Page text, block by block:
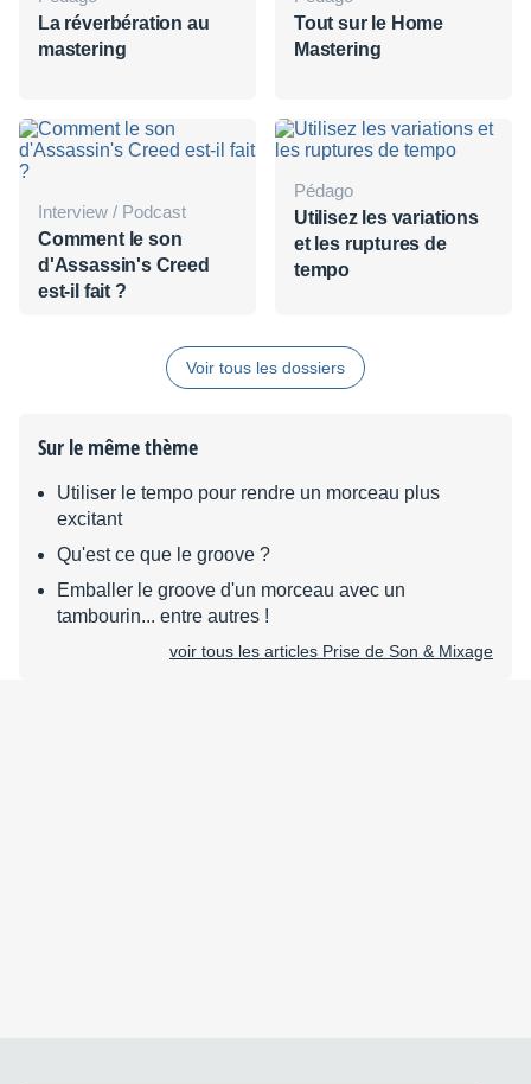
La réverbération au
mastering
Tout sur le Home
Mastering
Interview / Podcast
Comment le son
d'Assassin's Creed
est-il fait ?
Pédago
Utilisez les variations
et les ruptures de
tempo
Voir tous les dossiers
Sur le même thème
Utiliser le tempo pour rendre un morceau plus
excitant
Qu'est ce que le groove ?
Emballer le groove d'un morceau avec un
tambourin... entre autres !
voir tous les articles Prise de Son & Mixage